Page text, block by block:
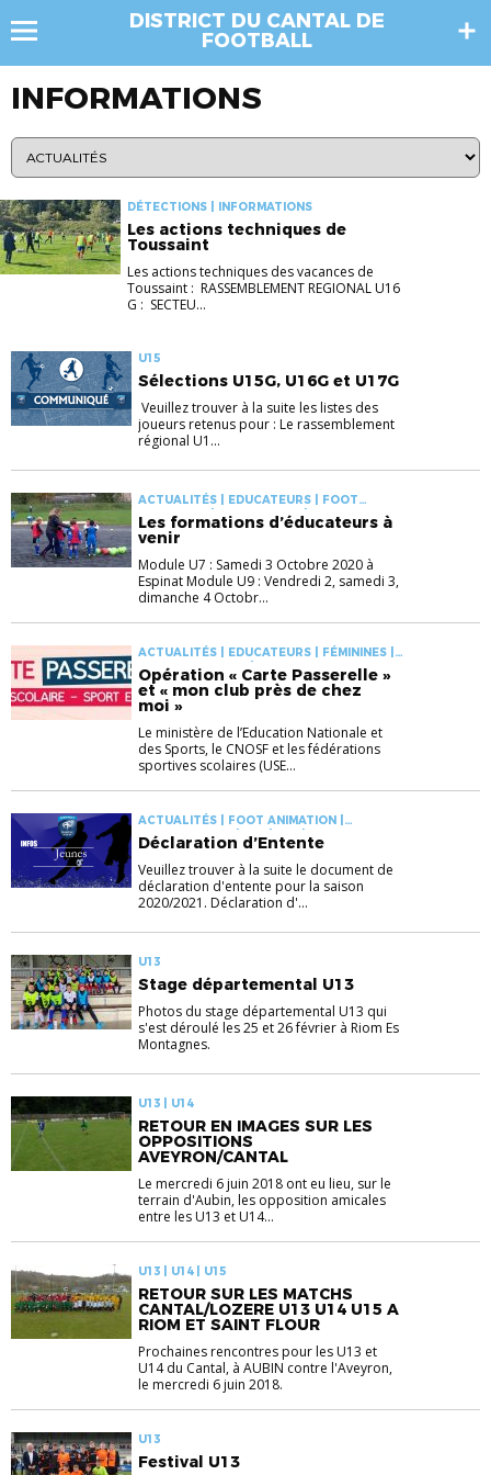
DISTRICT DU CANTAL DE
FOOTBALL
INFORMATIONS
DÉTECTIONS | INFORMATIONS
Les actions techniques de
Toussaint
Les actions techniques des vacances de
Toussaint : RASSEMBLEMENT REGIONAL U16
G : SECTEU...
U15
Sélections U15G, U16G et U17G
Veuillez trouver à la suite les listes des
joueurs retenus pour : Le rassemblement
régional U1...
ACTUALITÉS | EDUCATEURS | FOOT
ANIMATION | FORMATIONS |
INFORMATIONS
Les formations d’éducateurs à
venir
Module U7 : Samedi 3 Octobre 2020 à
Espinat Module U9 : Vendredi 2, samedi 3,
dimanche 4 Octobr...
ACTUALITÉS | EDUCATEURS | FÉMININES |
FOOT ANIMATION | INFORMATIONS
Opération « Carte Passerelle »
et « mon club près de chez
moi »
Le ministère de l’Education Nationale et
des Sports, le CNOSF et les fédérations
sportives scolaires (USE...
ACTUALITÉS | FOOT ANIMATION |
INFORMATIONS | U13 | U14 | U15
Déclaration d’Entente
Veuillez trouver à la suite le document de
déclaration d'entente pour la saison
2020/2021. Déclaration d'...
U13
Stage départemental U13
Photos du stage départemental U13 qui
s'est déroulé les 25 et 26 février à Riom Es
Montagnes.
U13 | U14
RETOUR EN IMAGES SUR LES
OPPOSITIONS
AVEYRON/CANTAL
Le mercredi 6 juin 2018 ont eu lieu, sur le
terrain d'Aubin, les opposition amicales
entre les U13 et U14...
U13 | U14 | U15
RETOUR SUR LES MATCHS
CANTAL/LOZERE U13 U14 U15 A
RIOM ET SAINT FLOUR
Prochaines rencontres pour les U13 et
U14 du Cantal, à AUBIN contre l'Aveyron,
le mercredi 6 juin 2018.
U13
Festival U13